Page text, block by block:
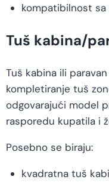
kompatibilnost
Tuš kabina/
Tuš kabina ili
kompletiranje tuš
odgovarajući model
rasporedu kupatila i
Posebno se biraju:
kvadratna tuš